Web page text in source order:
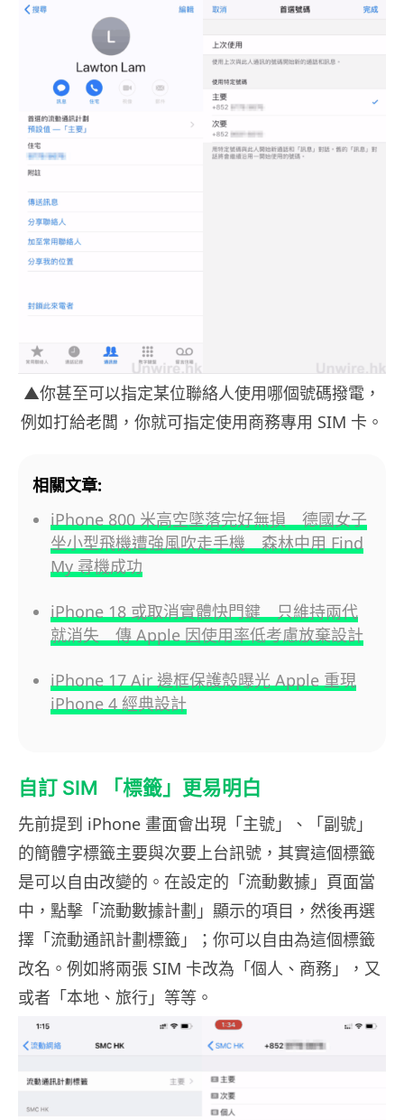
▲你甚至可以指定某位聯絡人使用哪個號碼撥電，
例如打給老闆，你就可指定使用商務專用 SIM 卡。
相關文章:
iPhone 800 米高空墜落完好無損 德國女子
坐小型飛機遭強風吹走手機 森林中用 Find
My 尋機成功
iPhone 18 或取消實體快門鍵 只維持兩代
就消失 傳 Apple 因使用率低考慮放棄設計
iPhone 17 Air 邊框保護殼曝光 Apple 重現
iPhone 4 經典設計
自訂 SIM 「標籤」更易明白
先前提到 iPhone 畫面會出現「主號」、「副號」
的簡體字標籤主要與次要上台訊號，其實這個標籤
是可以自由改變的。在設定的「流動數據」頁面當
中，點擊「流動數據計劃」顯示的項目，然後再選
擇「流動通訊計劃標籤」；你可以自由為這個標籤
改名。例如將兩張 SIM 卡改為「個人、商務」，又
或者「本地、旅行」等等。